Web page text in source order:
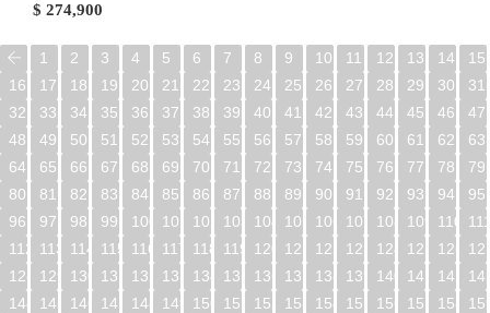
$ 274,900
1 2 3 4 5 6 7 8 9 10 11 12 13 14
15
16
17 18 19 20 21 22 23 24 25 26 27 28 29 30
31
32
33 34 35 36 37 38 39 40 41 42 43 44 45 46
47
48
49 50 51 52 53 54 55 56 57 58 59 60 61 62
63
64
65 66 67 68 69 70 71 72 73 74 75 76 77 78
79
80
81 82 83 84 85 86 87 88 89 90 91 92 93 94
95
96
97 98 99 100 101 102 103 104 105 106 107 108 109 110
112
113 114 115 116 117 118 119 120 121 122 123 124 125 126
128
129 130 131 132 133 134 135 136 137 138 139 140 141 142
144
145 146 147 148 149 150 151 152 153 154 155 156 157 158